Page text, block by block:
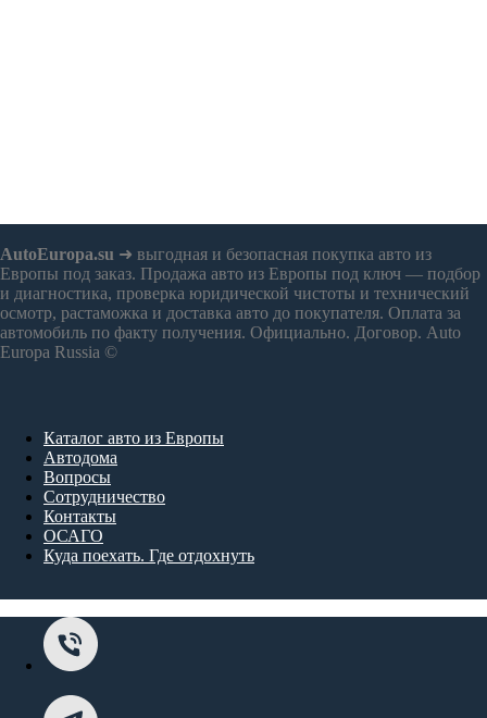
AutoEuropa.su ➜ выгодная и безопасная покупка авто из
Европы под заказ. Продажа авто из Европы под ключ — подбор
и диагностика, проверка юридической чистоты и технический
осмотр, растаможка и доставка авто до покупателя. Оплата за
автомобиль по факту получения. Официально. Договор. Auto
Europa Russia ©
Каталог авто из Европы
Автодома
Вопросы
Сотрудничество
Контакты
ОСАГО
Куда поехать. Где отдохнуть